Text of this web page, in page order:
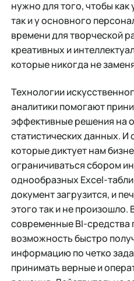
нужно для того, чтобы
так и у основного
времени для творческой
креативных и
которые никогда не
Технологии
аналитики помогают
эффективные решения на
статистических данных.
которые диктует нам
ограничиваться сбором
однообразных Excel-
документ загрузится, и
этого так и не произошло.
современные BI-средства
возможность быстро
информацию по четко
принимать верные и